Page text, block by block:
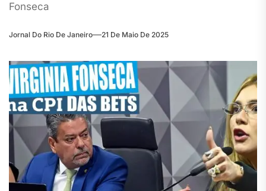
Fonseca
Jornal Do Rio De Janeiro 21 De Maio De 2025